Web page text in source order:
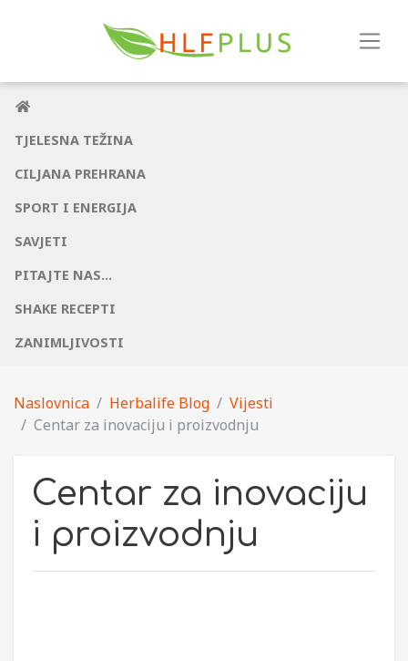
TJELESNA TEŽINA
CILJANA PREHRANA
SPORT I ENERGIJA
SAVJETI
PITAJTE NAS...
SHAKE RECEPTI
ZANIMLJIVOSTI
Naslovnica Herbalife Blog
Vijesti
Centar za inovaciju i proizvodnju
Centar za inovaciju
i proizvodnju